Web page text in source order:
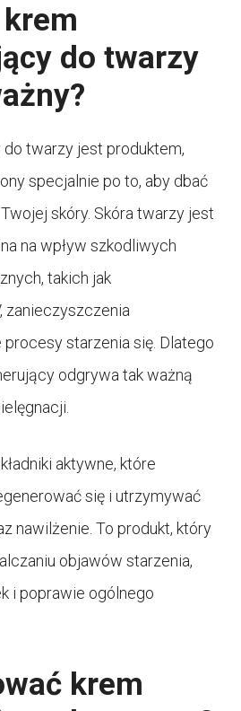
do twarzy
twarzy jest produktem,
specjalnie po to, aby dbać
skóry. Skóra twarzy jest
na wpływ szkodliwych
takich jak
zanieczyszczenia
procesy starzenia się. Dlatego
odgrywa tak ważną
aktywne, które
się i utrzymywać
nawilżenie. To produkt, który
objawów starzenia,
i poprawie ogólnego
krem